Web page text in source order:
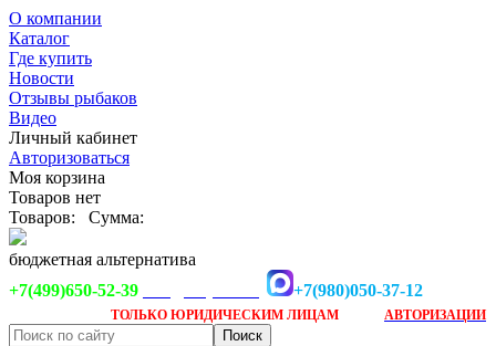
О компании
Каталог
Где купить
Новости
Отзывы рыбаков
Видео
Личный кабинет
Авторизоваться
Моя корзина
Товаров нет
Товаров:
Сумма:
бюджетная альтернатива
+7(499)650-52-39
+7(980)050-37-12
ТОЛЬКО ЮРИДИЧЕСКИМ ЛИЦАМ АВТОРИЗАЦИИ